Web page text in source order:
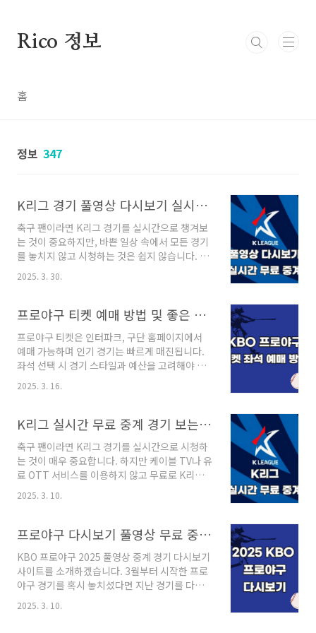
Rico 정보
홈
정보 347
K리그 경기 풀영상 다시보기 실시간 중계 무료 보는 방법 2025
축구 팬이라면 K리그 경기를 실시간으로 챙겨보
는 것이 중요하지만, 바쁜 일상 속에서 모든 경기
를 놓치지 않고 시청하는 것은 쉽지 않습니다. 다
행히도, 이제 쿠팡플레이를 통해 K리그의 모든
하이라이트 및 풀영상을 다시 볼 수 있습니다! 본
료 보는 방법을 상세히 설명해드리겠습니다. K리
짜릿한 경기로 많은 팬들에게 감동을 선사합니
다. 하지만 모든 경기를 실시간으로 시청하기 어
려운 경우도 많죠. 그런 분들을 위해 "풀영상 다
시보기" 서비스는 필수적입니다. 경기에서 놓친
하여 바쁜 직장인이나 학생이라면 시간에 구애
받..
2025. 3. 30.
프로야구 티켓 예매 방법 및 좋은 좌석 추천 KBO 표 예약
프로야구 티켓은 인터파크, 구단 홈페이지에서
예매 가능하며 인기 경기는 빠르게 매진됩니다.
좌석 선택 시 경기 스타일과 예산을 고려해야 합
니다. 백네트석, 응원석, 외야 자유석, 테이블석
과 스카이박스 등 다양한 종류의 야구 구장 좌석
니다. 프로야구 티켓 예매 방법프로야구 시즌이
켓 예매입니다. 인기 구단의 경우 티켓이 빨리 매
진될 수 있으므로 예매 방법과 팁을 미리 알아두
면 원하는 좌석에서 경기를 즐길 확률이 높아집
니다. 온라인 예매대부분의 프로야구 티켓은 온
KBO 구단이 이용구단 공식 홈페이지 : 각 구단..
2025. 3. 16.
K리그 실시간 무료 중계 경기 보는 사이트 2025
축구 팬이라면 K리그 경기를 실시간으로 시청하
는 것이 매우 중요합니다. 하지만 케이블 TV나 유
료 OTT 서비스를 이용하지 않고 무료로 K리그
경기를 시청하는 방법을 찾고 계신다면, 다양한
방법이 있습니다. 이번 글에서는 K리그 실시간
소개하고, 각 방법의 장단점을 분석해 보겠습니
다. 또한, K리그의 시청 트렌드와 향후 변화 가능
성에 대해서도 다뤄보겠습니다. K리그 공식 중
계 플랫폼 이용하기가장 안전하고 안정적인 방법
은 K리그의 공식 중계 서비스를 이용하는 것입니
다. K리그는 다양한 플랫폼을 통해 중계를 제공
2025. 3. 10.
프로야구 다시보기 풀영상 무료 중계 보는 실시간 사이트 KBO 2025
KBO 프로야구 2025 풀영상 중계 경기 다시보기
사이트를 소개하겠습니다. 3월부터 시작한 프로
야구 경기를 혹시 놓치셨다면 지난 경기를 다시
니다. 실시간 중계 경기를 놓쳤다면 2025 KBO
2025. 3. 10.